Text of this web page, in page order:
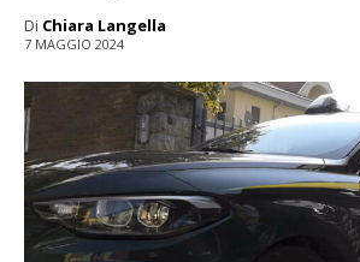
Di Chiara Langella
7 MAGGIO 2024